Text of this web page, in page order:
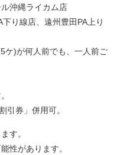
沖縄ライカム店
店、遠州豊田PA上り
)が何人前でも、一人前ご
」併用可。
す。
性があります。